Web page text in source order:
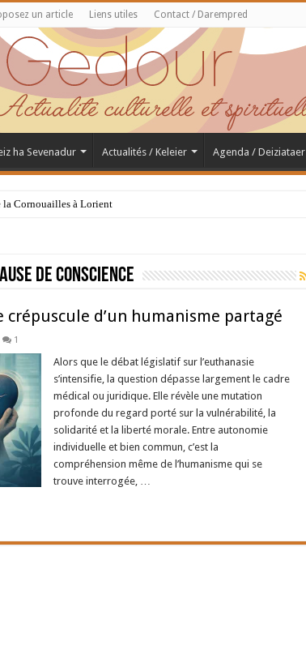
un article Liens utiles Contact / Darempred
ha Sevenadur Actualités / Keleier Agenda / Deiziataer
la Cornouailles à Lorient
de conscience
crépuscule d’un humanisme partagé
1
Alors que le débat législatif sur l’euthanasie
s’intensifie, la question dépasse largement le cadre
médical ou juridique. Elle révèle une mutation
profonde du regard porté sur la vulnérabilité, la
solidarité et la liberté morale. Entre autonomie
individuelle et bien commun, c’est la
compréhension même de l’humanisme qui se
trouve interrogée, …